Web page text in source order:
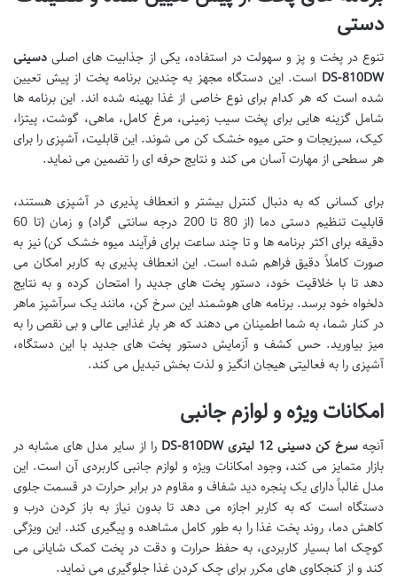
دستی
تنوع در پخت و پز و سهولت در استفاده، یکی از جذابیت های اصلی دسینی
DS-810DW است. این دستگاه مجهز به چندین برنامه پخت از پیش تعیین
شده است که هر کدام برای نوع خاصی از غذا بهینه شده اند. این برنامه ها
شامل گزینه هایی برای پخت سیب زمینی، مرغ کامل، ماهی، گوشت، پیتزا،
کیک، سبزیجات و حتی میوه خشک کن می شوند. این قابلیت، آشپزی را برای
هر سطحی از مهارت آسان می کند و نتایج حرفه ای را تضمین می نماید.
برای کسانی که به دنبال کنترل بیشتر و انعطاف پذیری در آشپزی هستند،
قابلیت تنظیم دستی دما (از 80 تا 200 درجه سانتی گراد) و زمان (تا 60
دقیقه برای اکثر برنامه ها و تا چند ساعت برای فرآیند میوه خشک کن) نیز به
صورت کاملاً دقیق فراهم شده است. این انعطاف پذیری به کاربر امکان می
دهد تا با خلاقیت خود، دستور پخت های جدید را امتحان کرده و به نتایج
دلخواه خود برسد. برنامه های هوشمند این سرخ کن، مانند یک سرآشپز ماهر
در کنار شما، به شما اطمینان می دهند که هر بار غذایی عالی و بی نقص را به
میز بیاورید. حس کشف و آزمایش دستور پخت های جدید با این دستگاه،
آشپزی را به فعالیتی هیجان انگیز و لذت بخش تبدیل می کند.
امکانات ویژه و لوازم جانبی
آنچه سرخ کن دسینی 12 لیتری DS-810DW
را از سایر مدل های مشابه در
بازار متمایز می کند، وجود امکانات ویژه و لوازم جانبی کاربردی آن است. این
مدل غالباً دارای یک پنجره دید شفاف و مقاوم در برابر حرارت در قسمت جلوی
دستگاه است که به کاربر اجازه می دهد تا بدون نیاز به باز کردن درب و
کاهش دما، روند پخت غذا را به طور کامل مشاهده و پیگیری کند. این ویژگی
کوچک اما بسیار کاربردی، به حفظ حرارت و دقت در پخت کمک شایانی می
کند و از کنجکاوی های مکرر برای چک کردن غذا جلوگیری می نماید.